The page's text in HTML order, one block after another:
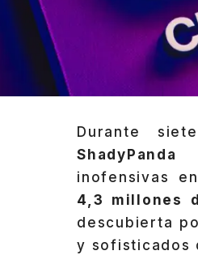
Durante
ShadyPanda
inofensivas
4,3 millones
descubierta
y sofisticados